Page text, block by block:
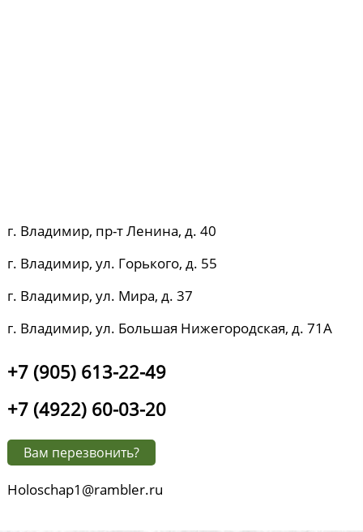
г. Владимир, пр-т Ленина, д. 40
г. Владимир, ул. Горького, д. 55
г. Владимир, ул. Мира, д. 37
г. Владимир, ул. Большая Нижегородская, д. 71А
+7 (905) 613-22-49
+7 (4922) 60-03-20
Вам перезвонить?
Holoschap1@rambler.ru